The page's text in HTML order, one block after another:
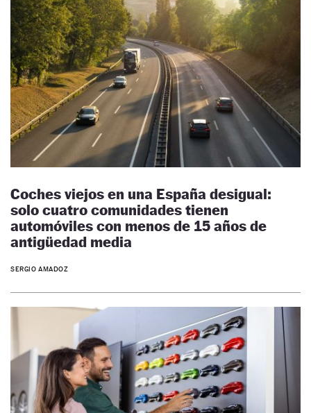
Coches viejos en una España desigual:
solo cuatro comunidades tienen
automóviles con menos de 15 años de
antigüedad media
SERGIO AMADOZ